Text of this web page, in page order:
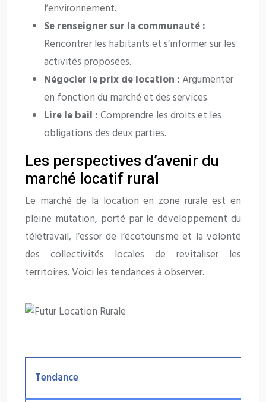
l’environnement.
Se renseigner sur la communauté :
Rencontrer les habitants et s’informer sur les
activités proposées.
Négocier le prix de location :Argumenter
en fonction du marché et des services.
Lire le bail :Comprendre les droits et les
obligations des deux parties.
Les perspectives d’avenir du
marché locatif rural
Le marché de la location en zone rurale est en
pleine mutation, porté par le développement du
télétravail, l’essor de l’écotourisme et la volonté
des collectivités locales de revitaliser les
territoires. Voici les tendances à observer.
Tendance